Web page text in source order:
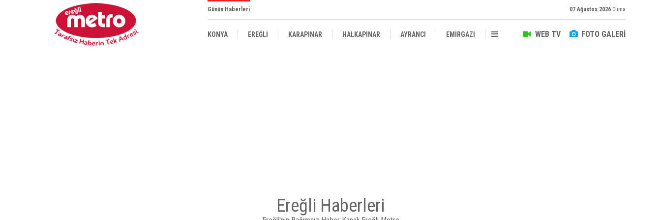
Günün Haberleri 07 Ağustos 2026 Cuma
WEB TV FOTO GALERİ
KONYA EREĞLİ KARAPINAR HALKAPINAR AYRANCI EMİRGAZİ
Ereğli Haberleri